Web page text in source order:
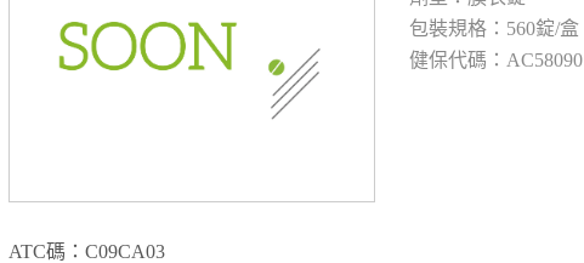
560錠/盒
ATC碼：C09CA03